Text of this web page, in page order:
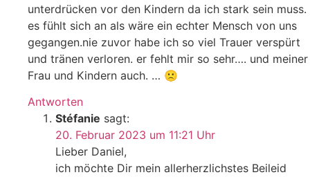
unterdrücken vor den Kindern da ich stark sein muss.
es fühlt sich an als wäre ein echter Mensch von uns
gegangen.nie zuvor habe ich so viel Trauer verspürt
und tränen verloren. er fehlt mir so sehr…. und meiner
Frau und Kindern auch. … 🙁
Antworten
Stéfanie sagt:
20. Februar 2023 um 11:21 Uhr
Lieber Daniel,
ich möchte Dir mein allerherzlichstes Beileid